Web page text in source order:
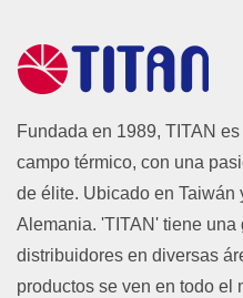
Fundada en 1989, TITAN
campo térmico, con una
de élite. Ubicado en Taiwán
Alemania. 'TITAN' tiene una
distribuidores en diversas
productos se ven en todo el